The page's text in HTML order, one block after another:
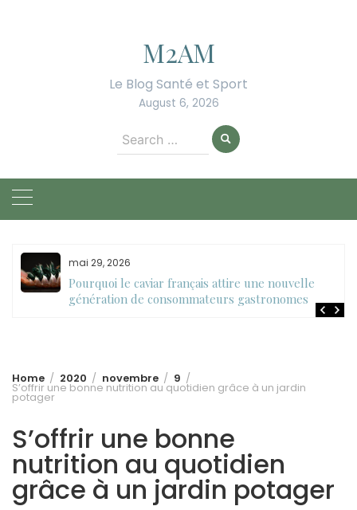
M2AM
Le Blog Santé et Sport
August 6, 2026
Search
for:
mai 29, 2026
Pourquoi le caviar français attire une nouvelle
génération de consommateurs gastronomes
Home 2020 novembre 9
S’offrir une bonne nutrition au quotidien grâce à un jardin
potager
S’offrir une bonne
nutrition au quotidien
grâce à un jardin potager